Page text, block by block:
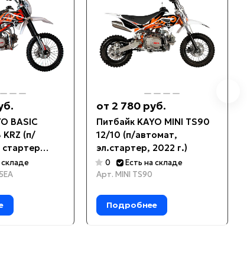
BASIC
KRZ (п/
складе
от 2 780 руб.
Питбайк KAYO MINI TS90
12/10 (п/автомат,
эл.стартер, 2022 г.)
0
Есть на складе
Арт. MINI TS90
Подробнее